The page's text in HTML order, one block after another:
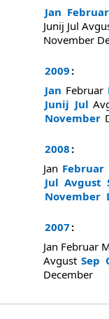
Jan Februar
Junij Jul
November
2009 :
Jan Februar
Junij Jul
November
2008 :
Jan Februar
Jul Avgust
November
2007 :
Jan Februar
Avgust Sep
December